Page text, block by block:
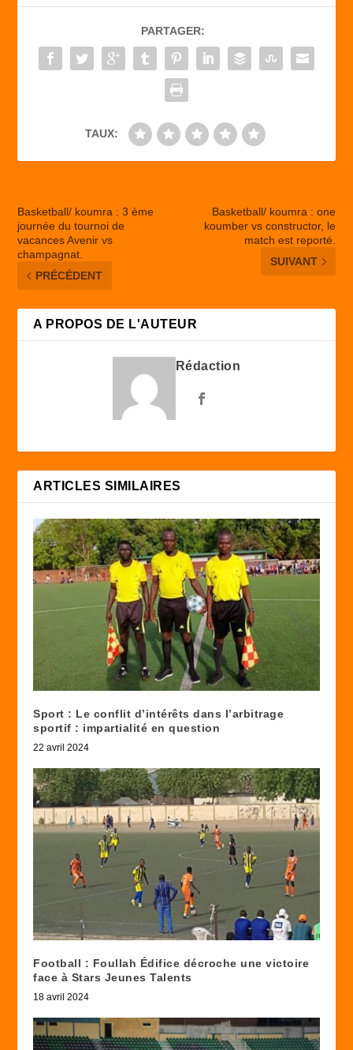
b
o
o
d
o
n
er
PARTAGER:
TAUX:
Basketball/ koumra : 3 ème
journée du tournoi de
vacances Avenir vs
champagnat.
PRÉCÉDENT
Basketball/ koumra : one
koumber vs constructor, le
match est reporté.
SUIVANT
A PROPOS DE L'AUTEUR
Rédaction
ARTICLES SIMILAIRES
Sport : Le conflit d’intérêts dans l’arbitrage
sportif : impartialité en question
22 avril 2024
Football : Foullah Édifice décroche une victoire
face à Stars Jeunes Talents
18 avril 2024